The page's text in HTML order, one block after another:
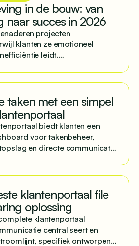
in de bouw: van
naar succes in 2026
projecten
klanten ze emotioneel
leidt.
taken met een simpel
biedt klanten een
voor takenbeheer,
en directe communicatie
klantenportaal file
oplossing
klantenportaal
centraliseert en
specifiek ontworpen